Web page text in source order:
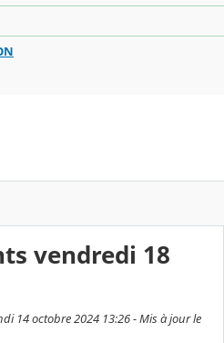
vendredi 18
14 octobre 2024 13:26 - Mis à jour le